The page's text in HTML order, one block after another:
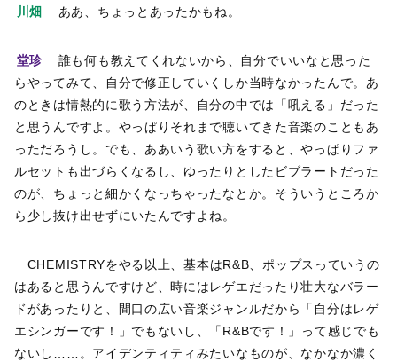
川畑 ああ、ちょっとあったかもね。
堂珍
誰も何も教えてくれないから、自分でいいなと思った
らやってみて、自分で修正していくしか当時なかったんで。あ
のときは情熱的に歌う方法が、自分の中では「吼える」だった
と思うんですよ。やっぱりそれまで聴いてきた音楽のこともあ
っただろうし。でも、ああいう歌い方をすると、やっぱりファ
ルセットも出づらくなるし、ゆったりとしたビブラートだった
のが、ちょっと細かくなっちゃったなとか。そういうところか
ら少し抜け出せずにいたんですよね。
CHEMISTRYをやる以上、基本はR&B、ポップスっていうの
はあると思うんですけど、時にはレゲエだったり壮大なバラー
ドがあったりと、間口の広い音楽ジャンルだから「自分はレゲ
エシンガーです！」でもないし、「R&Bです！」って感じでも
ないし……。アイデンティティみたいなものが、なかなか濃く